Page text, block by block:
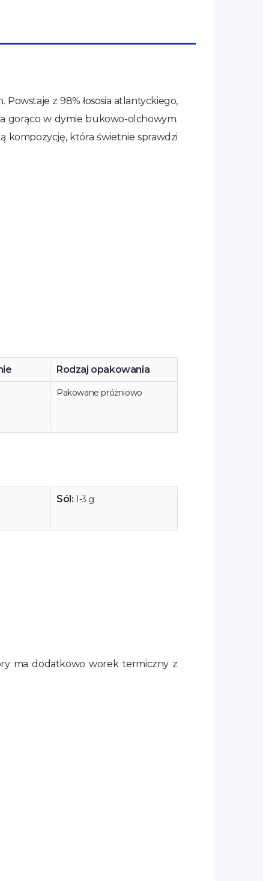
z 98% łososia atlantyckiego,
gorąco w dymie bukowo-olchowym.
kompozycję, która świetnie sprawdzi
Rodzaj opakowania
Pakowane próżniowo
Sól: 1-3 g
ma dodatkowo worek termiczny z